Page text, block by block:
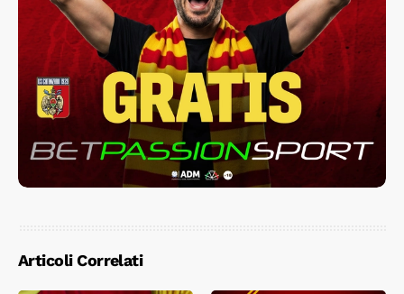
Articoli Correlati